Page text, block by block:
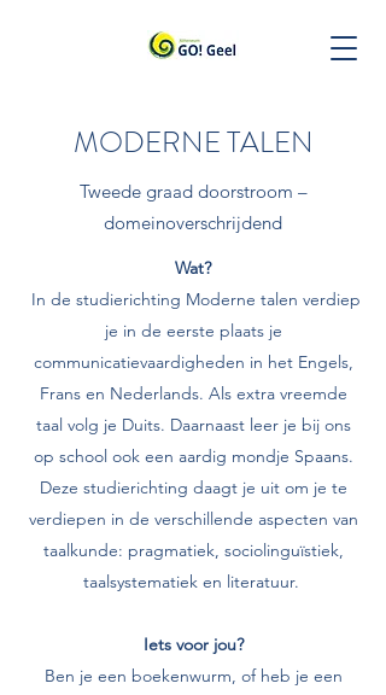
MODERNE TALEN
Tweede graad doorstroom –
domeinoverschrijdend
Wat?
In de studierichting Moderne talen verdiep
je in de eerste plaats je
communicatievaardigheden in het Engels,
Frans en Nederlands. Als extra vreemde
taal volg je Duits. Daarnaast leer je bij ons
op school ook een aardig mondje Spaans.
Deze studierichting daagt je uit om je te
verdiepen in de verschillende aspecten van
taalkunde: pragmatiek, sociolinguïstiek,
taalsystematiek en literatuur.
Iets voor jou?
Ben je een boekenwurm, of heb je een